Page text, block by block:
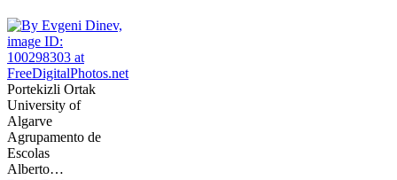
Portekizli Ortak
University of
Algarve
Agrupamento de
Escolas
Alberto…